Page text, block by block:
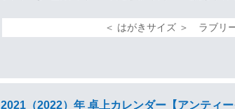
＜ はがきサイズ ＞ ラブリ
2021（2022）年 卓上カレンダー【アンティ